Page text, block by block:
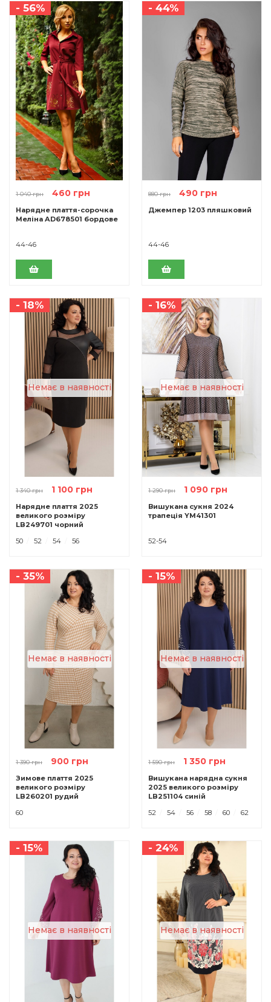
- 56%
1 040 грн 460 грн
Нарядне плаття-сорочка
Меліна AD678501 бордове
44-46
- 44%
880 грн 490 грн
Джемпер 1203 пляшковий
44-46
- 18%
Немає в наявності
1 340 грн 1 100 грн
Нарядне плаття 2025
великого розміру
LB249701 чорний
50
52 54 56
- 16%
Немає в наявності
1 290 грн 1 090 грн
Вишукана сукня 2024
трапеція YM41301
52-54
- 35%
Немає в наявності
1 390 грн 900 грн
Зимове плаття 2025
великого розміру
LB260201 рудий
60
- 15%
Немає в наявності
1 590 грн 1 350 грн
Вишукана нарядна сукня
2025 великого розміру
LB251104 синій
52
54 56 58 60 62
- 15%
Немає в наявності
- 24%
Немає в наявності